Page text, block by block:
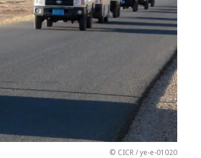
© CICR / ye-e-01020